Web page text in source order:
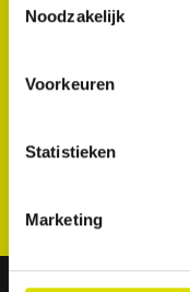
Noodzakelijk
Voorkeuren
Statistieken
Marketing